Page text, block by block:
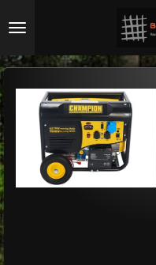
direct
de